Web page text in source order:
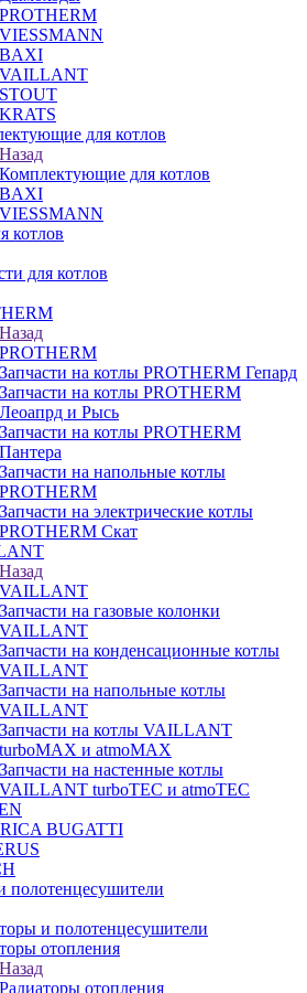
PROTHERM
VIESSMANN
BAXI
VAILLANT
STOUT
KRATS
для котлов
Назад
Комплектующие для котлов
BAXI
VIESSMANN
котлов
для котлов
Назад
PROTHERM
Запчасти на котлы PROTHERM Гепард
Запчасти на котлы PROTHERM
Леоапрд и Рысь
Запчасти на котлы PROTHERM
Пантера
Запчасти на напольные котлы
PROTHERM
Запчасти на электрические котлы
PROTHERM Скат
Назад
VAILLANT
Запчасти на газовые колонки
VAILLANT
Запчасти на конденсационные котлы
VAILLANT
Запчасти на напольные котлы
VAILLANT
Запчасти на котлы VAILLANT
turboMAX и atmoMAX
Запчасти на настенные котлы
VAILLANT turboTEC и atmoTEC
BUGATTI
полотенцесушители
и полотенцесушители
отопления
Назад
Радиаторы отопления